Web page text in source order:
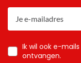
Ik wil ook e-
ontvangen.